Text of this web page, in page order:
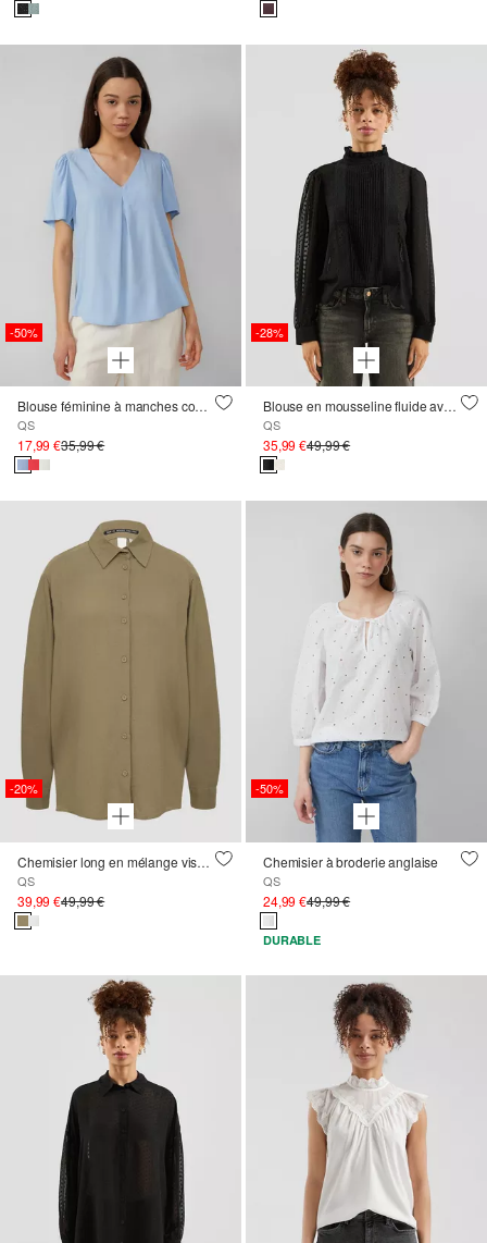
-50%
Blouse féminine à manches courtes en viscose
QS
17,99 €35,99 €
-28%
Blouse en mousseline fluide avec manches bouffantes
QS
35,99 €49,99 €
-20%
Chemisier long en mélange viscose/lin
QS
39,99 €49,99 €
-50%
Chemisier à broderie anglaise
QS
24,99 €49,99 €
DURABLE